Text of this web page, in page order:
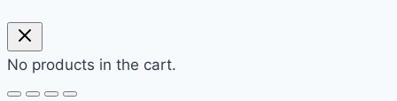
No products in the cart.